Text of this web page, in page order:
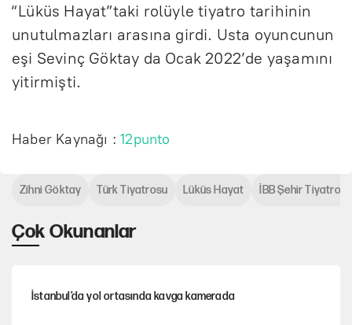
“Lüküs Hayat”taki rolüyle tiyatro tarihinin
unutulmazları arasına girdi. Usta oyuncunun
eşi Sevinç Göktay da Ocak 2022’de yaşamını
yitirmişti.
Haber Kaynağı :12punto
Çok Okunanlar
İstanbul’da yol ortasında kavga kamerada
Zihni Göktay Türk Tiyatrosu Lüküs Hayat İBB Şehir